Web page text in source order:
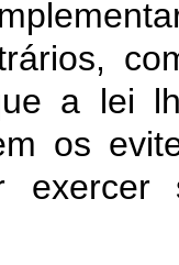
a lei
os
exercer